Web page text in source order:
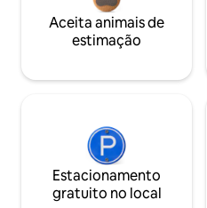
Aceita animais de
estimação
Estacionamento
gratuito no local